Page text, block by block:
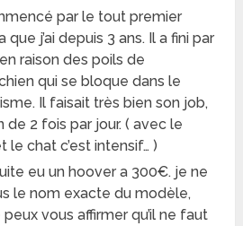
par le tout premier
que j’ai depuis 3 ans. Il a fini par
raison des poils de
qui se bloque dans le
Il faisait très bien son job,
de 2 fois par jour. ( avec le
le chat c’est intensif… )
eu un hoover a 300€. je ne
le nom exacte du modèle,
vous affirmer qu’il ne faut